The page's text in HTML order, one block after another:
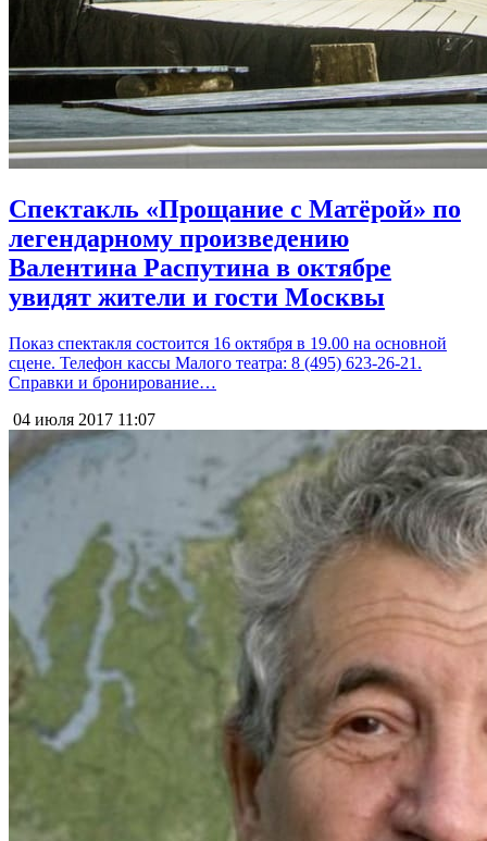
Спектакль «Прощание с Матёрой» по
легендарному произведению
Валентина Распутина в октябре
увидят жители и гости Москвы
Показ спектакля состоится 16 октября в 19.00 на основной
сцене. Телефон кассы Малого театра: 8 (495) 623-26-21.
Справки и бронирование…
04 июля 2017 11:07